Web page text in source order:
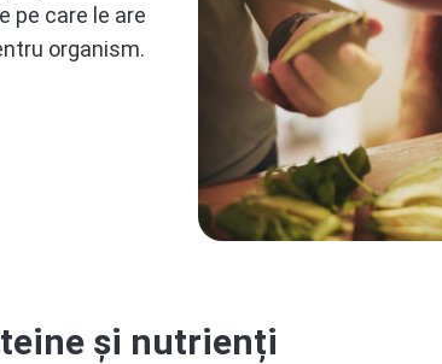
pe care le are
organism.
și nutrienți